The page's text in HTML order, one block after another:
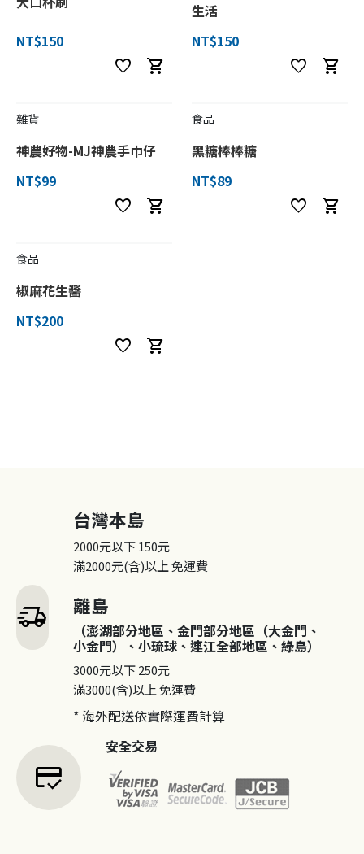
NT$150
favorite shopping_cart
生活
NT$150
favorite shopping_cart
雜貨
神農好物-MJ神農手巾仔
NT$99
favorite shopping_cart
食品
黑糖棒棒糖
NT$89
favorite shopping_cart
食品
椒麻花生醬
NT$200
favorite shopping_cart
delivery_truck_speed
台灣本島
2000元以下150元
滿2000元(含)以上免運費
離島
（澎湖部分地區、金門部分地區（大金門、
小金門）、小琉球、連江全部地區、綠島）
3000元以下250元
滿3000(含)以上免運費
* 海外配送依實際運費計算
credit_score
安全交易